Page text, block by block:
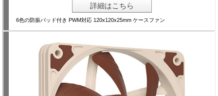
詳細はこちら
6色の防振パッド付き PWM対応 120x120x25mm ケースファン